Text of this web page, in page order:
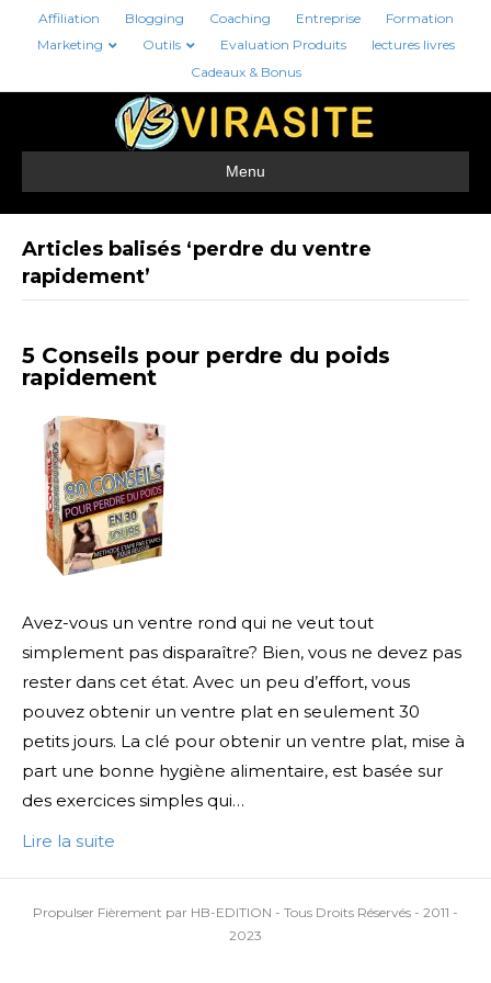
Affiliation Blogging Coaching Entreprise
Formation
Marketing
Outils Evaluation Produits
lectures livres
Cadeaux & Bonus
Menu
Articles balisés ‘perdre du ventre
rapidement’
5 Conseils pour perdre du poids
rapidement
Avez-vous un ventre rond qui ne veut tout
simplement pas disparaître? Bien, vous ne devez pas
rester dans cet état. Avec un peu d’effort, vous
pouvez obtenir un ventre plat en seulement 30
petits jours. La clé pour obtenir un ventre plat, mise à
part une bonne hygiène alimentaire, est basée sur
des exercices simples qui…
Lire la suite
Propulser Fièrement par HB-EDITION - Tous Droits Réservés - 2011 -
2023